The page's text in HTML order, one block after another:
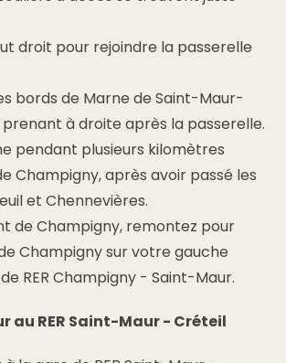
droit pour rejoindre la passerelle
bords de Marne de Saint-Maur-
à droite après la passerelle.
pendant plusieurs kilomètres
Champigny, après avoir passé les
et Chennevières.
de Champigny, remontez pour
Champigny sur votre gauche
RER Champigny - Saint-Maur.
au RER Saint-Maur - Créteil